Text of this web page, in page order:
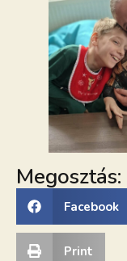
Megosztás:
Facebook
Print